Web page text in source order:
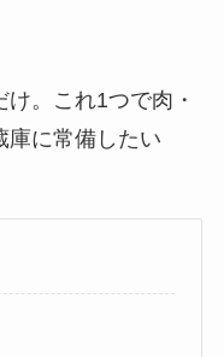
。これ1つで肉・
庫に常備したい